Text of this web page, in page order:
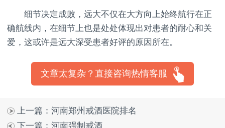
细节决定成败，远大不仅在大方向上始终航行在正
确航线内，在细节上也是处处体现出对患者的耐心和关
爱，这或许是远大深受患者好评的原因所在。
文章太复杂？直接咨询热情客服
上一篇： 河南郑州戒酒医院排名
下一篇： 河南强制戒酒